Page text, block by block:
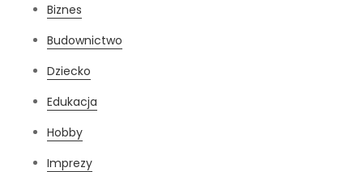
Biznes
Budownictwo
Dziecko
Edukacja
Hobby
Imprezy